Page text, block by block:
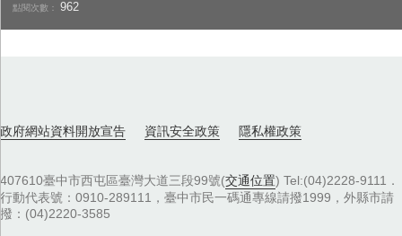
點閱次數：962
政府網站資料開放宣告 資訊安全政策 隱私權政策
407610臺中市西屯區臺灣大道三段99號(交通位置) Tel:(04)2228-9111．
行動代表號：0910-289111，臺中市民一碼通專線請撥1999，外縣市請
撥：(04)2220-3585